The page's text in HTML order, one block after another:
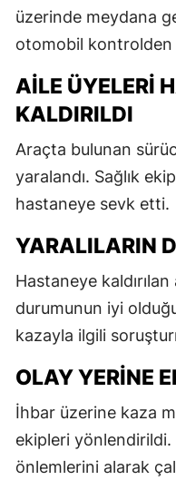
üzerinde meydana
otomobil kontrolden
AILE ÜYELERI
KALDIRILDI
Araçta bulunan
yaralandı. Sağlık
hastaneye sevk etti.
YARALILARIN
Hastaneye
durumunun iyi
kazayla ilgili
OLAY YERINE
İhbar üzerine kaza
ekipleri
önlemlerini alarak